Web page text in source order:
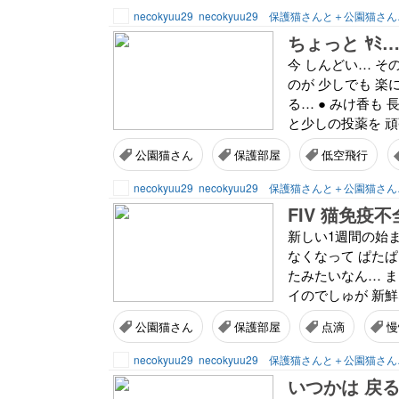
necokyuu29 necokyuu29 保護猫さんと＋公園猫さ
ちょっと ﾔ
今 しんどい… そ
のが 少しでも 楽
る… ● みけ香も
と少しの投薬を
公園猫さん 保護部屋 低空飛行
necokyuu29 necokyuu29 保護猫さんと＋公園猫さ
FIV 猫免疫
新しい1週間の始
なくなって ぱた
たみたいなん…
イのでしゅが 新
公園猫さん 保護部屋 点滴
necokyuu29 necokyuu29 保護猫さんと＋公園猫さ
いつかは 戻